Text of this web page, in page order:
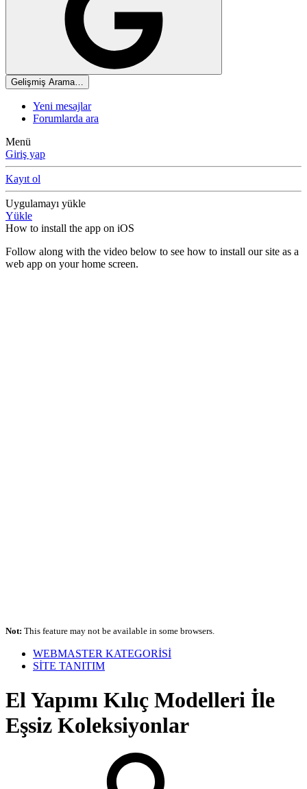
Gelişmiş Arama…
Yeni mesajlar
Forumlarda ara
Menü
Giriş yap
Kayıt ol
Uygulamayı yükle
Yükle
How to install the app on iOS
Follow along with the video below to see how to install our site as a
web app on your home screen.
Not: This feature may not be available in some browsers.
WEBMASTER KATEGORİSİ
SİTE TANITIM
El Yapımı Kılıç Modelleri İle
Eşsiz Koleksiyonlar